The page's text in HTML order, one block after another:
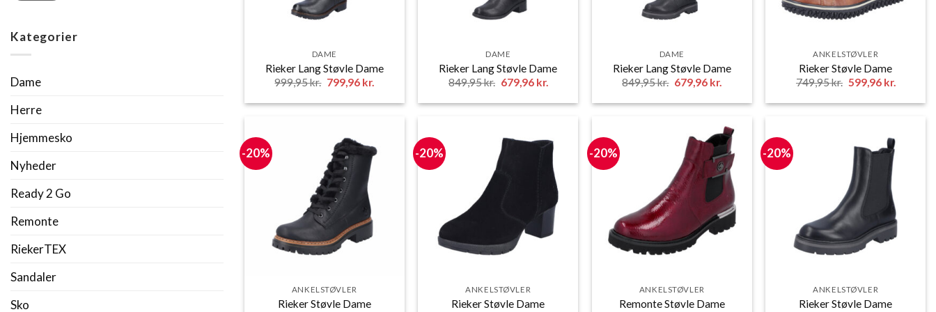
Kategorier
Dame
Herre
Hjemmesko
Nyheder
Ready 2 Go
Remonte
RiekerTEX
Sandaler
Sko
DAME
Rieker Lang Støvle Dame
999,95kr. Den
oprindelige
pris
799,96 kr.
pris
DAME
Rieker Lang Støvle Dame
849,95kr. Den
oprindelige
pris
679,96 kr.
pris
DAME
Rieker Lang Støvle Dame
849,95kr. Den
oprindelige
pris
679,96 kr.
pris
679,96 kr..
ANKELSTØVLER
Rieker Støvle Dame
749,95kr. Den
oprindelige
pris
599,96 kr.
pris
-20%
ANKELSTØVLER
Rieker Støvle Dame
-20%
ANKELSTØVLER
Rieker Støvle Dame
-20%
ANKELSTØVLER
Remonte Støvle Dame
-20%
ANKELSTØVLER
Rieker Støvle Dame